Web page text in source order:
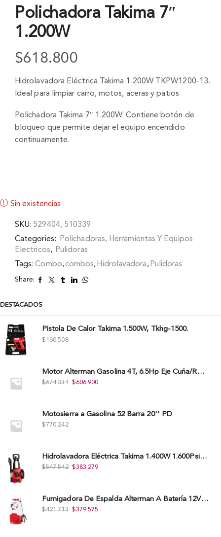
Polichadora Takima 7″
1.200W
$618.800
Hidrolavadora Eléctrica Takima 1.200W TKPW1200-13.
Ideal para limpiar carro, motos, aceras y patios
Polichadora Takima 7″ 1.200W. Contiene botón de
bloqueo que permite dejar el equipo encendido
continuamente.
Sin existencias
SKU: 529404, 510339
Categories: Polichadoras, Herramientas Y Equipos
Electricos, Pulidoras
Tags: Combo,combos,Hidrolavadora, Pulidoras
Share:
DESTACADOS
Pistola De Calor Takima 1.500W, Tkhg-1500.
$ 160.508
Motor Alterman Gasolina 4T, 6.5Hp Eje Cuña/Rosca 3/4", Xge65K.
$674.334 $606.900
Motosierra a Gasolina 52 Barra 20'' PD
$770.242
Hidrolavadora Eléctrica Takima 1.400W 1.600Psi, Tkepw-1600-A.
$547.542 $383.279
Fumigadora De Espalda Alterman A Baterí­a 12V/12Ah, 20Litros, Xkes20.
$421.713 $379.575